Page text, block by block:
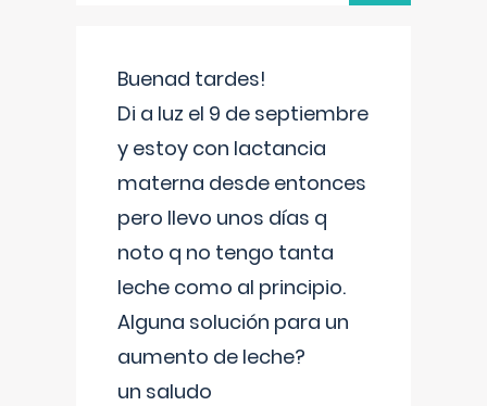
Buenad tardes!
Di a luz el 9 de septiembre
y estoy con lactancia
materna desde entonces
pero llevo unos días q
noto q no tengo tanta
leche como al principio.
Alguna solución para un
aumento de leche?
un saludo